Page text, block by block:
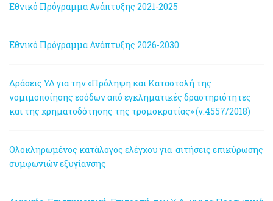
Εθνικό Πρόγραμμα Ανάπτυξης 2021-2025
Εθνικό Πρόγραμμα Ανάπτυξης 2026-2030
Δράσεις ΥΔ για την «Πρόληψη και Καταστολή της
νομιμοποίησης εσόδων από εγκληματικές δραστηριότητες
και της χρηματοδότησης της τρομοκρατίας» (ν.4557/2018)
Ολοκληρωμένος κατάλογος ελέγχου για αιτήσεις επικύρωσης
συμφωνιών εξυγίανσης